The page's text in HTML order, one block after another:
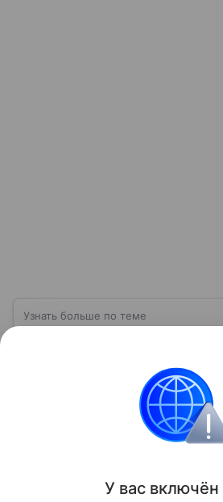
Узнать больше по теме
Расскажем о том, какие услуги
Социальный фонд РФ (СФР), а
статьи его доходов и расходов.
У вас включён